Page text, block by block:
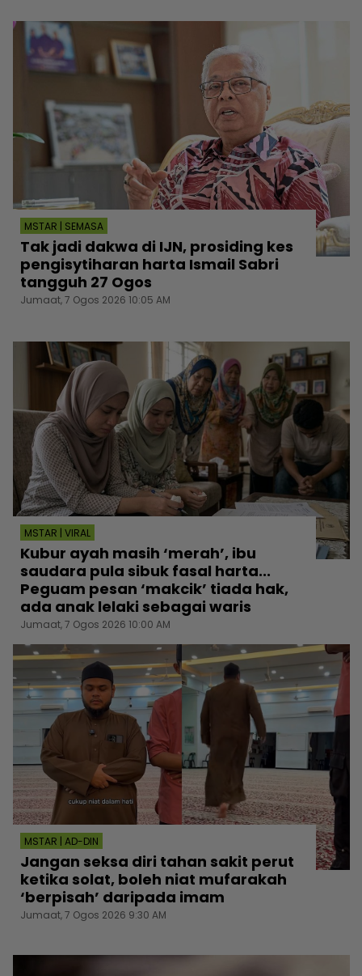
MSTAR | SEMASA
Tak jadi dakwa di IJN, prosiding kes
pengisytiharan harta Ismail Sabri
tangguh 27 Ogos
Jumaat, 7 Ogos 2026 10:05 AM
MSTAR | VIRAL
Kubur ayah masih ‘merah’, ibu
saudara pula sibuk fasal harta...
Peguam pesan ‘makcik’ tiada hak,
ada anak lelaki sebagai waris
Jumaat, 7 Ogos 2026 10:00 AM
MSTAR | AD-DIN
Jangan seksa diri tahan sakit perut
ketika solat, boleh niat mufarakah
‘berpisah’ daripada imam
Jumaat, 7 Ogos 2026 9:30 AM